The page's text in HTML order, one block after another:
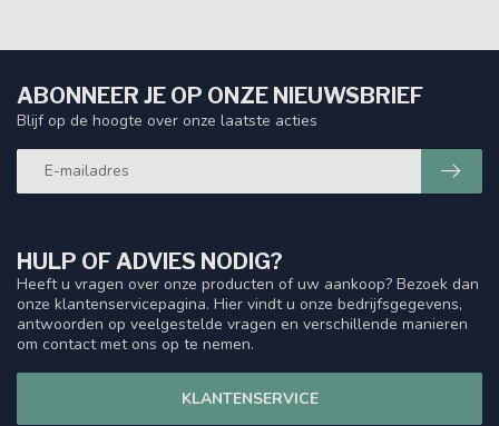
HULP OF ADVIES NODIG?
Heeft u vragen over onze producten of uw aankoop? Bezoek dan
onze klantenservicepagina. Hier vindt u onze bedrijfsgegevens,
antwoorden op veelgestelde vragen en verschillende manieren
om contact met ons op te nemen.
KLANTENSERVICE
ABONNEER JE OP ONZE NIEUWSBRIEF
Blijf op de hoogte over onze laatste acties